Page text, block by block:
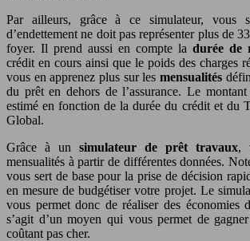
Par ailleurs, grâce à ce simulateur, vous
d’endettement ne doit pas représenter plus de
foyer. Il prend aussi en compte la durée de
crédit en cours ainsi que le poids des charges
vous en apprenez plus sur les mensualités
du prêt en dehors de l’assurance. Le montant
estimé en fonction de la durée du crédit et du
Global.
Grâce à un simulateur de prêt travaux,
mensualités à partir de différentes données.
vous sert de base pour la prise de décision
en mesure de budgétiser votre projet. Le
vous permet donc de réaliser des économies
s’agit d’un moyen qui vous permet de
coûtant pas cher.